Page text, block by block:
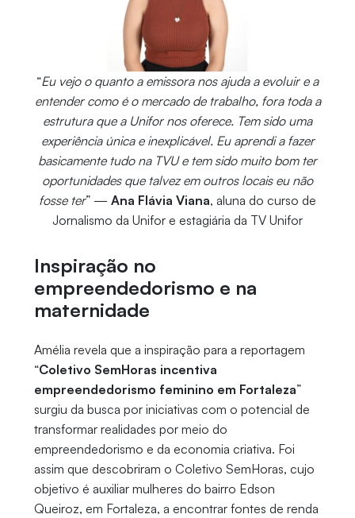
“Eu vejo o quanto a emissora nos ajuda a evoluir e a
entender como é o mercado de trabalho, fora toda a
estrutura que a Unifor nos oferece. Tem sido uma
experiência única e inexplicável. Eu aprendi a fazer
basicamente tudo na TVU e tem sido muito bom ter
oportunidades que talvez em outros locais eu não
fosse ter” — Ana Flávia Viana, aluna do curso de
Jornalismo da Unifor e estagiária da TV Unifor
Inspiração no
empreendedorismo e na
maternidade
Amélia revela que a inspiração para a reportagem
“Coletivo SemHoras incentiva
empreendedorismo feminino em Fortaleza”
surgiu da busca por iniciativas com o potencial de
transformar realidades por meio do
empreendedorismo e da economia criativa. Foi
assim que descobriram o Coletivo SemHoras, cujo
objetivo é auxiliar mulheres do bairro Edson
Queiroz, em Fortaleza, a encontrar fontes de renda